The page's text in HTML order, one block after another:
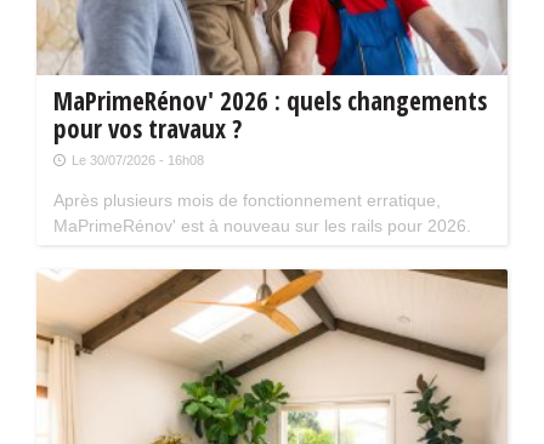
MaPrimeRénov' 2026 : quels changements
pour vos travaux ?
Le 30/07/2026 - 16h08
Après plusieurs mois de fonctionnement erratique,
MaPrimeRénov' est à nouveau sur les rails pour 2026.
limiter le nombre de chantiers éligibles. Tour d'horizon.